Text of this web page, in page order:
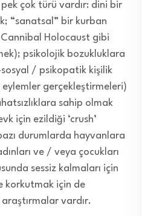
çok türü vardır: dini bir
“sanatsal” bir kurban
Holocaust gibi
psikolojik bozukluklara
/ psikopatik kişilik
gerçekleştirmeleri)
sahip olmak
için ezildiği ‘crush’
durumlarda hayvanlara
ve / veya çocukları
sessiz kalmaları için
korkutmak için de
araştırmalar vardır.